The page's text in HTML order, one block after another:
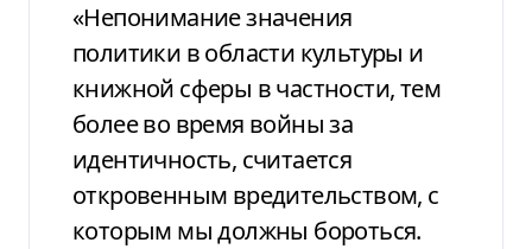
«Непонимание значения
политики в области культуры и
книжной сферы в частности, тем
более во время войны за
идентичность, считается
откровенным вредительством, с
которым мы должны бороться.